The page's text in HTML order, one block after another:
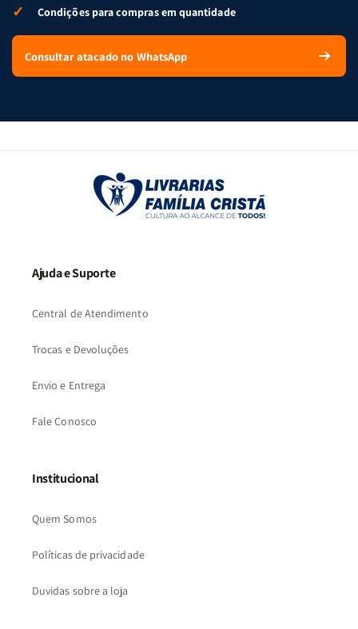
✓ Condições para compras em quantidade
Consultar atacado no WhatsApp
Ajuda e Suporte
Central de Atendimento
Trocas e Devoluções
Envio e Entrega
Fale Conosco
Institucional
Quem Somos
Políticas de privacidade
Duvidas sobre a loja